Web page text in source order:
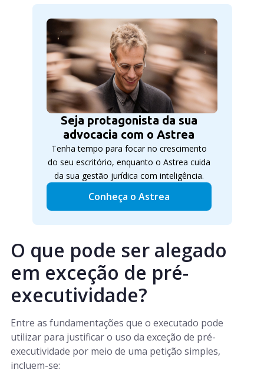
Seja protagonista da sua
advocacia com o Astrea
Tenha tempo para focar no crescimento
do seu escritório, enquanto o Astrea cuida
da sua gestão jurídica com inteligência.
Conheça o Astrea
O que pode ser alegado
em exceção de pré-
executividade?
Entre as fundamentações que o executado pode
utilizar para justificar o uso da exceção de pré-
executividade por meio de uma petição simples,
incluem-se: